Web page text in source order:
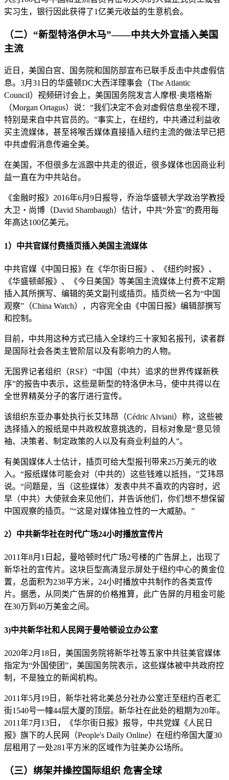
实习生，银行因此获得了1亿美元收益的生意机会。
（二）“新型特洛伊木马”——中共大外宣插入美国
主流
近日，美国白宫、国务院和国防部宣布已联手反击中共虚假信
息。3月31日的华盛顿DC大西洋理事会（The Atlantic
Council）视频研讨会上，美国国务院发言人摩根·奥塔格斯
（Morgan Ortagus）说：“我们决定不会对虚假信息坐视不理，
特别是来自中共官员的。”事实上，在纽约，中共通过利益收
买主流媒体，甚至将喉舌媒体直接插入纽约主流的做法早已把
中共虚假消息传遍全美。
在美国，不但很多左派跟中共走的很近，很多媒体也因商业利
益一直在为中共站台。
《金融时报》2016年6月9日报导，乔治华盛顿大学政治学教授
大卫‧尚博（David Shambaugh）估计，中共“外宣”的费用每
年高达100亿美元。
1）中共官媒付费插页插入美国主流媒体
中共官媒《中国日报》在《华尔街日报》、《纽约时报》、
《华盛顿邮报》、《今日美国》等美国主流媒体上付费不定期
插入其所撰写、编辑的英文副刊或插页。插页统一名为“中国
观察”（China Watch），内容完全由《中国日报》编辑部撰写
和控制。
目前，中共用这种方式已插入全球约三十家知名报刊，读者群
是国际社会各类主管阶层以及有影响力的人物。
无国界记者组织（RSF）“中国（中共）追求的世界传媒新秩
序”的报告中表示，这些是新型的特洛伊木马，使中共得以在
全世界精英分子的客厅进行宣传。
该组织东亚办事处执行长艾玮昂（Cédric Alviani）称，这些被
选择插入的报纸是中共政权故意挑选的，目标对象是“意见领
袖、决策者、制定政策的人以及有商业利益的人”。
有美国媒体人士估计，插页可给大型报刊带来25万美元的收
入。“报纸媒体可能会对（中共的）这些钱难以抵挡，”艾玮昂
说。“问题是，当（这些媒体）发表中共不喜欢的内容时，迟
早（中共）大使就会来见他们，并告诉他们，你们想不想保留
中国观察的插页。”“这是对媒体独立性的一大威胁。”
2）中共新华社在时代广场24小时播放宣传片
2011年8月1日起，曼哈顿时代广场2号楼的广告屏上，出现了
新华社的宣传片。这块巨型高清显示屏处于纽约中心的黄金位
置，总面积为238平方米，24小时播放中共制作的各类宣传
片。据悉，从同类广告屏的价格推算，此广告屏的月租金可能
在30万到40万美金之间。
3)中共新华社和人民网于曼哈顿设立办公室
2020年2月18日，美国国务院将新华社等五家中共驻美官媒体
指定为“外国使团”，美国国务院表示，这些媒体被中共政府控
制，不是独立的新闻机构。
2011年5月19日，新华社将北美总分社办公室迁至纽约百老汇
街1540号一幢44层大厦的顶层。新华社在此处的租期为20年。
2011年7月13日，《华尔街日报》报导，中共党媒《人民日
报》旗下的人民网（People's Daily Online）在纽约帝国大厦30
层租用了一处281平方米的区域作为驻美办公场所。
（三）绑架并操控国际组织 危害全球